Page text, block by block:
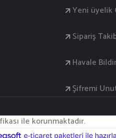
Yeni üyelik
Sipariş
Havale
Şifremi
ile korunmaktadır.
ideasoft e-